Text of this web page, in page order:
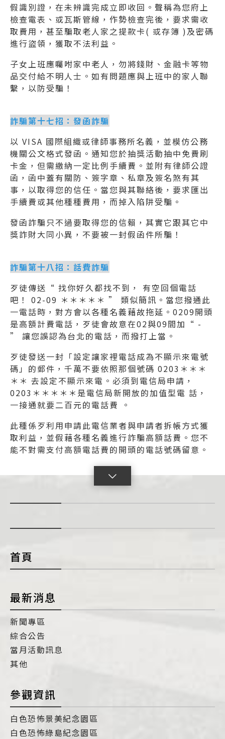
假識別證，在未辨識完成立即收回。聲稱為您府上
檢查電表、或瓦斯管線，作勢檢查完後，要求需收
取費用，甚至騙取老人家之提款卡( 或存簿 )及密碼
進行盜領，獲取不法利益。
子女上班應囑咐家中老人，勿將錢財、金融卡等物
品交付給不明人士。如有問題應與上班中的家人聯
繫，以防受騙！
詐騙第十七招：發函詐騙
以 VISA 國際組織或律師事務所名義，並模仿公務
機關公文格式發函。通知您於抽獎活動抽中免費刷
卡金，但需繳納一定比例手續費。並附有律師公證
函，函中蓋有關防、簽字章、私章及簽名煞有其
事，以取得您的信任。當您與其聯絡後，要求匯出
手續費或其他種種費用，而掉入陷阱受騙。
發函詐騙只不過要取得您的信賴，其實它跟其它中
獎詐財大同小異，不要被一封假函件所騙！
詐騙第十八招：話費詐騙
歹徒傳送“ 找你好久都找不到， 有空回個電話
吧！ 02-09 ＊＊＊＊＊ ” 類似簡訊。當您撥通此
一電話時，對方會以各種名義藉故拖延。0209開頭
是高額計費電話，歹徒會故意在02與09間加“ -
” 讓您誤認為台北的電話，而撥打上當。
歹徒發送一封「設定讓家裡電話成為不顯示來電號
碼」的郵件，千萬不要依照那個號碼 0203＊＊＊
＊＊ 去設定不顯示來電。必須到電信局申請，
0203＊＊＊＊＊是電信局新開放的加值型電 話，
一接通就要二百元的電話費 。
此種係歹利用申請此電信業者與申請者拆帳方式獲
取利益，並假藉各種名義進行詐騙高額話費。您不
能不對需支付高額電話費的開頭的電話號碼留意。
首頁
最新消息
新聞專區
綜合公告
當月活動訊息
其他
參觀資訊
白色恐怖景美紀念園區
白色恐怖綠島紀念園區